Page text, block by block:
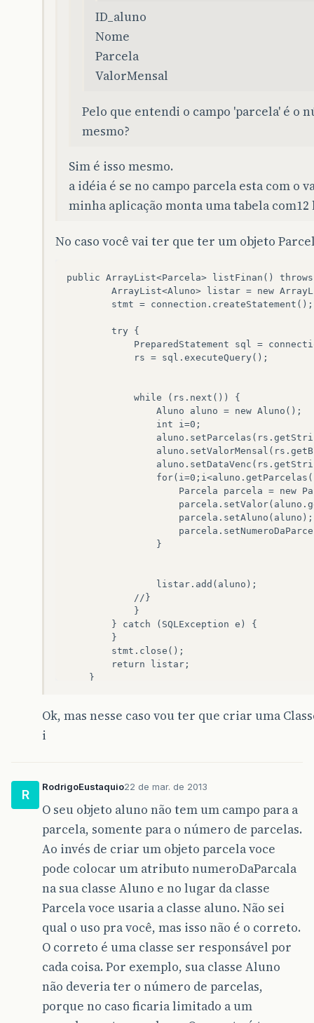
ID_aluno
Nome
Parcela
ValorMensal
Pelo que entendi o campo 'parcela' é o
mesmo?
Sim é isso mesmo.
a idéia é se no campo parcela esta com o
minha aplicação monta uma tabela
No caso você vai ter que ter um objeto
public ArrayList<Parcela> listFinan()
ArrayList<Aluno> listar = new
stmt =
        try {
PreparedStatement sql =
            rs = sql.executeQuery();
            while (rs.next()) {
                Aluno aluno = new Aluno();
                int i=0;
Parcela parcela = new
                    parcela.setAluno(aluno);
                }
                listar.add(aluno);
            //}
            }
        } catch (SQLException e) {
        }
        stmt.close();
        return listar;
Ok, mas nesse caso vou ter que criar uma
i
R
RodrigoEustaquio22 de mar. de 2013
O seu objeto aluno não tem um campo para a
parcela, somente para o número de parcelas.
Ao invés de criar um objeto parcela voce
pode colocar um atributo numeroDaParcala
na sua classe Aluno e no lugar da classe
Parcela voce usaria a classe aluno. Não sei
qual o uso pra você, mas isso não é o correto.
O correto é uma classe ser responsável por
cada coisa. Por exemplo, sua classe Aluno
não deveria ter o número de parcelas,
porque no caso ficaria limitado a um